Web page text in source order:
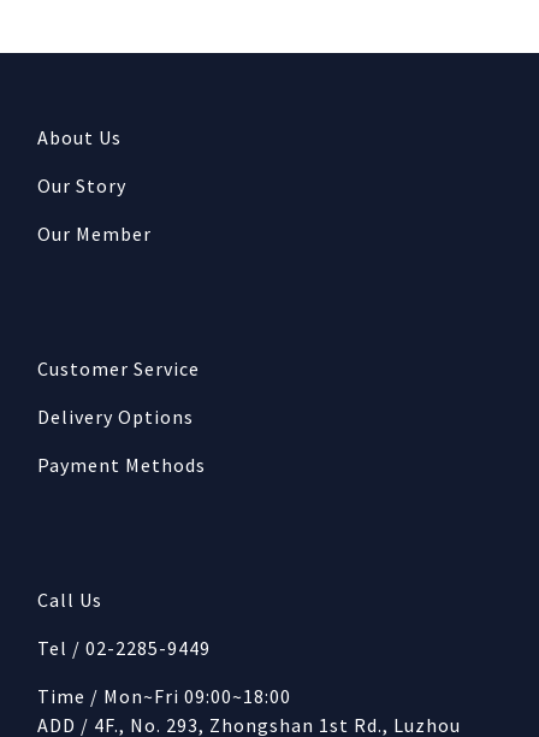
About Us
Our Story
Our Member
Customer Service
Delivery Options
Payment Methods
Call Us
Tel / 02-2285-9449
Time / Mon~Fri 09:00~18:00
ADD / 4F., No. 293, Zhongshan 1st Rd., Luzhou